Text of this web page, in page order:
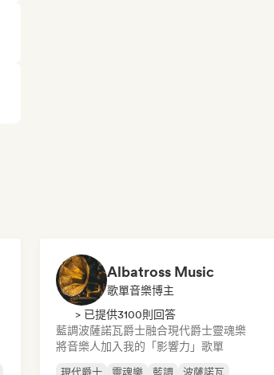
Albatross Music
歌單音樂博主
> 已提供3100則回答
藍調波薩諾瓦爵士融合現代爵士靈魂樂
將音樂人加入我的「影響力」歌單
現代爵士 靈魂樂 藍調
波薩諾瓦